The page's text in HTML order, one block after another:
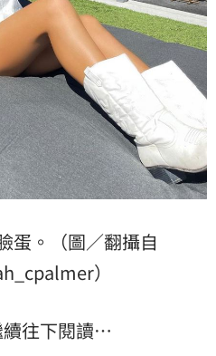
蛋。（圖／翻攝自
）
續往下閱讀…